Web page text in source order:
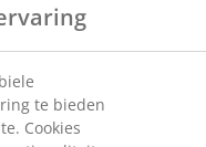
te bieden
Cookies